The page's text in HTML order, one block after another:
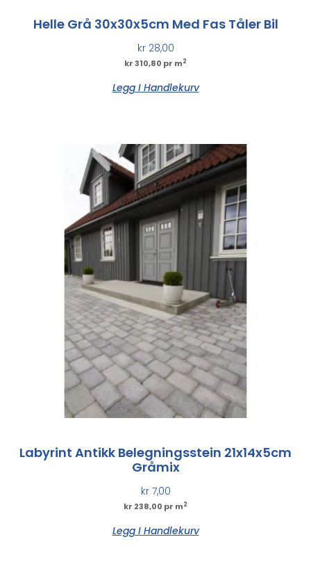
Helle Grå 30x30x5cm Med Fas Tåler Bil
kr28,00
kr 310,80 pr m2
Legg I Handlekurv
Labyrint Antikk Belegningsstein 21x14x5cm
Gråmix
kr7,00
kr 238,00 pr m2
Legg I Handlekurv